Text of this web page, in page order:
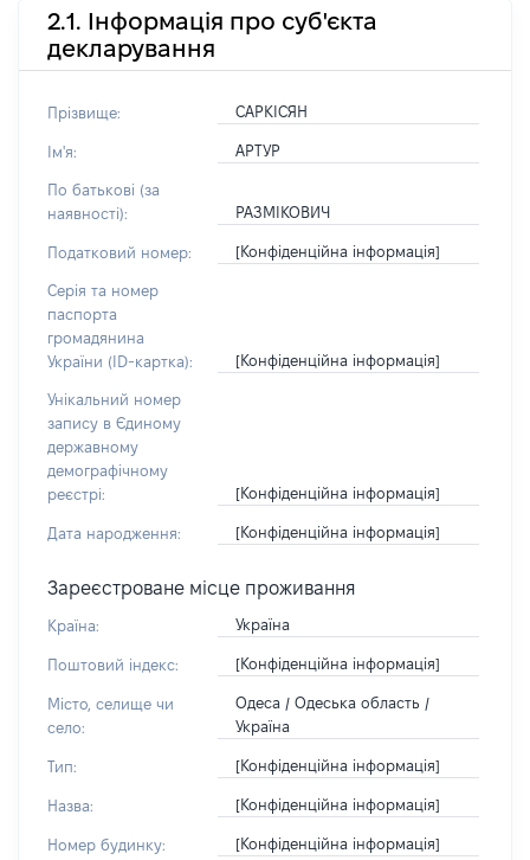
2.1. Інформація про суб'єкта
декларування
Прізвище: САРКІСЯН
Ім'я: АРТУР
По батькові (за
наявності):
РАЗМІКОВИЧ
Податковий номер: [Конфіденційна інформація]
Серія та номер
паспорта
громадянина
України (ID-картка):
[Конфіденційна інформація]
Унікальний номер
запису в Єдиному
державному
демографічному
реєстрі:
[Конфіденційна інформація]
Дата народження: [Конфіденційна інформація]
Зареєстроване місце проживання
Країна: Україна
Поштовий індекс: [Конфіденційна інформація]
Місто, селище чи
село:
Одеса / Одеська область /
Україна
Тип: [Конфіденційна інформація]
Назва: [Конфіденційна інформація]
Номер будинку: [Конфіденційна інформація]